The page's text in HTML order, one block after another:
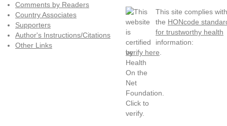
Comments by Readers
Country Associates
Supporters
Author's Instructions/Citations
Other Links
This site complies with
the HONcode
for trustworthy health
information:
verify here